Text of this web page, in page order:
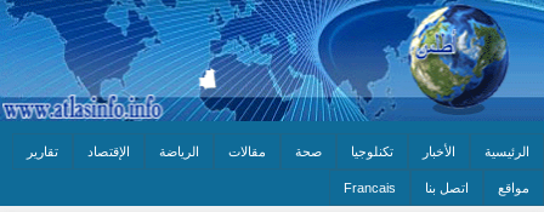
الرئيسية الأخبار تكنلوجيا صحة مقالات الرياضة الإقتصاد تقارير
مواقع اتصل بنا Francais